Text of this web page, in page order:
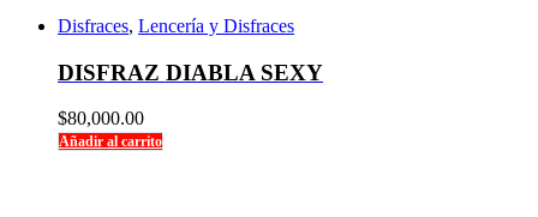
Disfraces, Lencería y Disfraces
DISFRAZ DIABLA SEXY
$80,000.00
Añadir al carrito